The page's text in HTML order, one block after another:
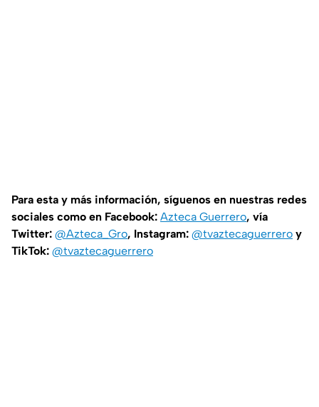
Para esta y más información, síguenos en nuestras redes
sociales como en Facebook: Azteca Guerrero, vía
Twitter: @Azteca_Gro, Instagram: @tvaztecaguerrero y
TikTok: @tvaztecaguerrero